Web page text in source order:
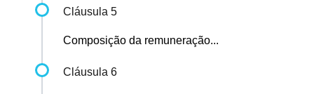
Cláusula 5
Composição da remuneração...
Cláusula 6